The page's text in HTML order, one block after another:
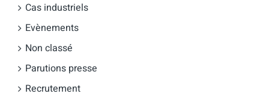
Cas industriels
Evènements
Non classé
Parutions presse
Recrutement